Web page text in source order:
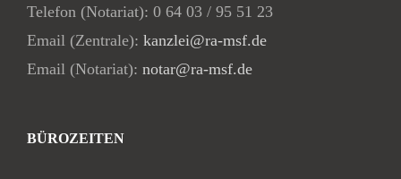
Telefon (Notariat): 0 64 03 / 95 51 23
Email (Zentrale): kanzlei@ra-msf.de
Email (Notariat): notar@ra-msf.de
BÜROZEITEN